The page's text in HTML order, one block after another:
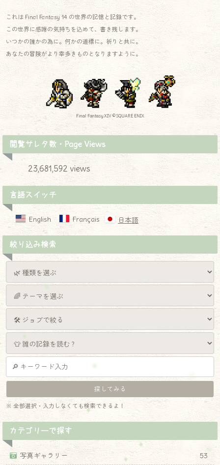
これは Final Fantasy 14 の世界の記憶と記録です。
この世界に感謝の気持ちを込めて、書き残します。
いつかの誰かの為に。何かの道標に。祈りと共に。
あなたの冒険がより幸多きものとなりますように。
Final Fantasy XIV © SQUARE ENIX
閲覧サレタ数・Page Views
23,681,592 views
言語スイッチ
English Français 日本語
絞り込み検索
※ 全部選択・入力しなくても検索できるよ！
カテゴリーで探す
写真ギャラリー
53